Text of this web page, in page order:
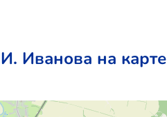
Иванова на карте